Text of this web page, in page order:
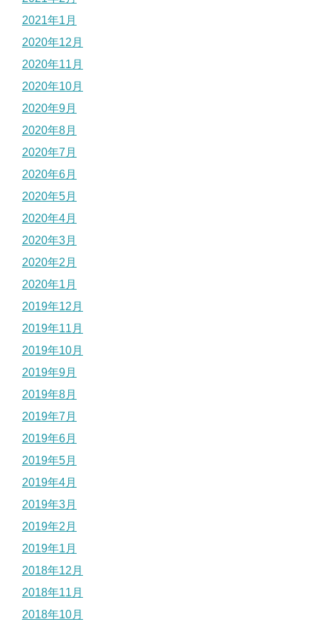
2021年1月
2020年12月
2020年11月
2020年10月
2020年9月
2020年8月
2020年7月
2020年6月
2020年5月
2020年4月
2020年3月
2020年2月
2020年1月
2019年12月
2019年11月
2019年10月
2019年9月
2019年8月
2019年7月
2019年6月
2019年5月
2019年4月
2019年3月
2019年2月
2019年1月
2018年12月
2018年11月
2018年10月